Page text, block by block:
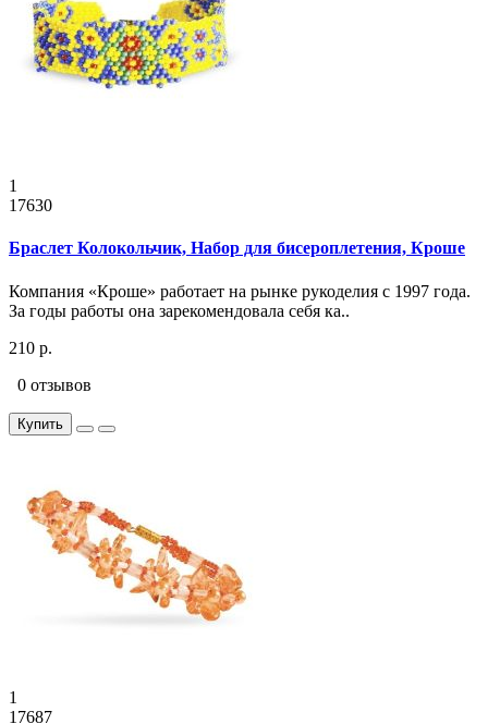
1
17630
Браслет Колокольчик, Набор для бисероплетения, Кроше
Компания «Кроше» работает на рынке рукоделия с 1997 года.
За годы работы она зарекомендовала себя ка..
210 р.
0 отзывов
Купить
1
17687